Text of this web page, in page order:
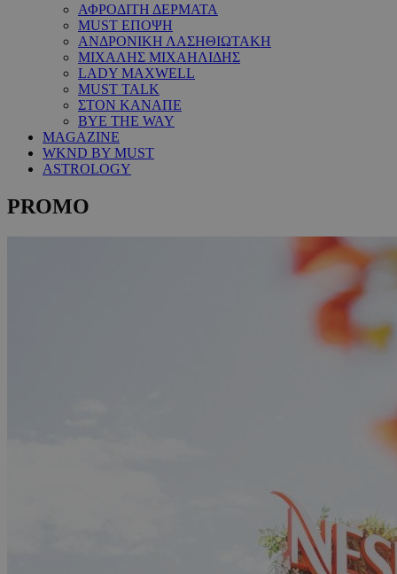
ΑΦΡΟΔΙΤΗ ΔΕΡΜΑΤΑ
MUST ΕΠΟΨΗ
ΑΝΔΡΟΝΙΚΗ ΛΑΣΗΘΙΩΤΑΚΗ
ΜΙΧΑΛΗΣ ΜΙΧΑΗΛΙΔΗΣ
LADY MAXWELL
MUST TALK
ΣΤΟΝ ΚΑΝΑΠΕ
BYE THE WAY
MAGAZINE
WKND BY MUST
ASTROLOGY
PROMO